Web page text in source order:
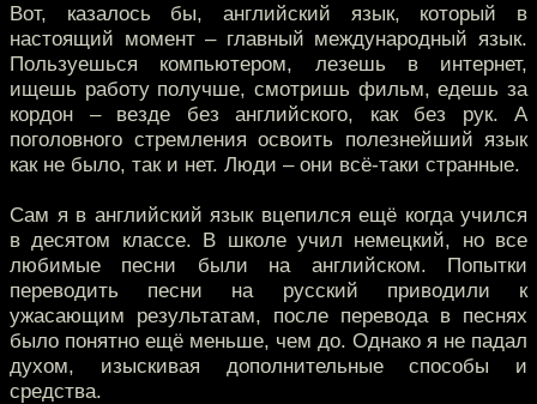
Вот, казалось бы, английский язык, который в
настоящий момент – главный международный язык.
Пользуешься компьютером, лезешь в интернет,
ищешь работу получше, смотришь фильм, едешь за
кордон – везде без английского, как без рук. А
поголовного стремления освоить полезнейший язык
как не было, так и нет. Люди – они всё-таки странные.
Сам я в английский язык вцепился ещё когда учился
в десятом классе. В школе учил немецкий, но все
любимые песни были на английском. Попытки
переводить песни на русский приводили к
ужасающим результатам, после перевода в песнях
было понятно ещё меньше, чем до. Однако я не падал
духом, изыскивая дополнительные способы и
средства.